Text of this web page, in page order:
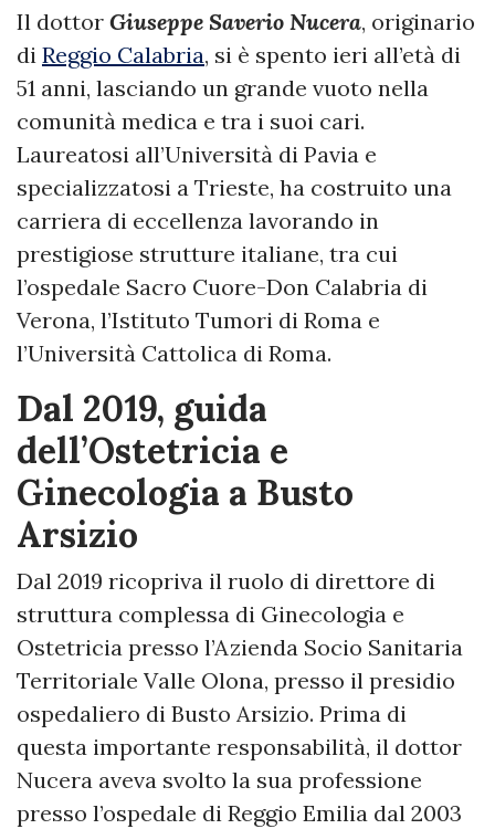
Il dottor Giuseppe Saverio Nucera, originario
di Reggio Calabria, si è spento ieri all’età di
51 anni, lasciando un grande vuoto nella
comunità medica e tra i suoi cari.
Laureatosi all’Università di Pavia e
specializzatosi a Trieste, ha costruito una
carriera di eccellenza lavorando in
prestigiose strutture italiane, tra cui
l’ospedale Sacro Cuore-Don Calabria di
Verona, l’Istituto Tumori di Roma e
l’Università Cattolica di Roma.
Dal 2019, guida
dell’Ostetricia e
Ginecologia a Busto
Arsizio
Dal 2019 ricopriva il ruolo di direttore di
struttura complessa di Ginecologia e
Ostetricia presso l’Azienda Socio Sanitaria
Territoriale Valle Olona, presso il presidio
ospedaliero di Busto Arsizio. Prima di
questa importante responsabilità, il dottor
Nucera aveva svolto la sua professione
presso l’ospedale di Reggio Emilia dal 2003